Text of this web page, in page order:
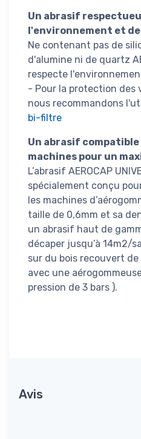
Un abrasif
l'environnement et
Ne contenant pas de
d'alumine ni de quartz
respecte
- Pour la protection des
nous recommandons
bi-filtre
Un abrasif
machines pour un
L’abrasif AEROCAP
spécialement conçu
les machines
taille de 0,6mm et sa
un abrasif haut de
décaper jusqu’à 14m2/
sur du bois recouvert
avec une
pression de 3 bars ).
Avis